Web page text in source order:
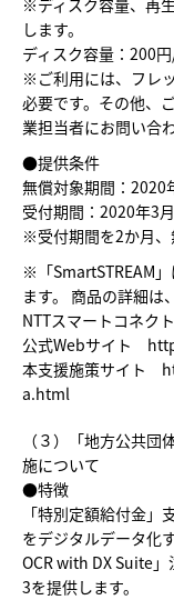
※ディスク容量、再
します。
ディスク容量：200
※ご利用には、フレ
必要です。その他、
業担当者にお問い合
●提供条件
無償対象期間：2020
受付期間：2020年3
※受付期間を2か月、
※「SmartSTREAM
ます。 商品の詳細は
NTTスマートコネク
公式Webサイト
本支援施策サイト
a.html
（３）「地方公共
施について
●特徴
「特別定額給付金
をデジタルデータ化
OCR with DX Suite
3を提供します。